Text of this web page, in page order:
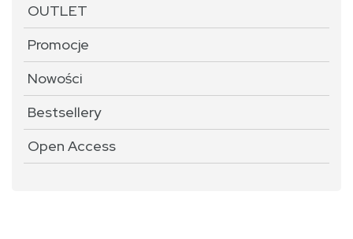
OUTLET
Promocje
Nowości
Bestsellery
Open Access